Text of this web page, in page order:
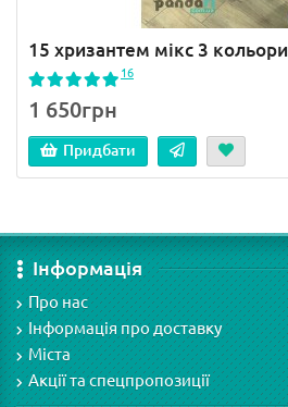
15 хризантем мікс 3 кольори
16
1 650грн
Придбати
Інформація
Про нас
Інформація про доставку
Міста
Акції та спецпропозиції